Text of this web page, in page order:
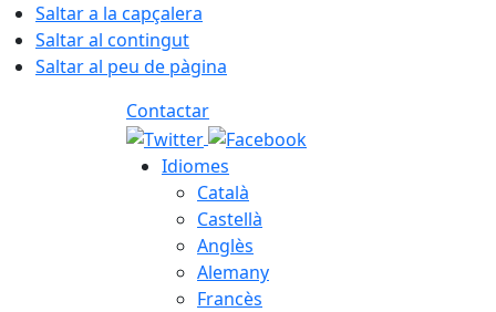
Saltar a la capçalera
Saltar al contingut
Saltar al peu de pàgina
Contactar
Idiomes
Català
Castellà
Anglès
Alemany
Francès